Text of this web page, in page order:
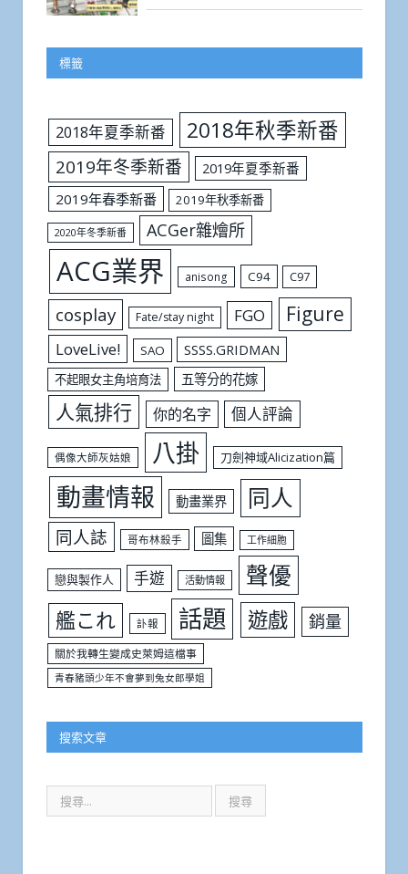
標籤
2018年夏季新番 2018年秋季新番
2019年冬季新番
2019年夏季新番
2019年春季新番
2019年秋季新番
2020年冬季新番 ACGer雜燴所
ACG業界 anisong C94 C97
cosplay Fate/stay night FGO Figure
LoveLive! SAO SSSS.GRIDMAN
不起眼女主角培育法 五等分的花嫁
人氣排行 你的名字 個人評論
偶像大師灰姑娘 八掛 刀劍神域Alicization篇
動畫情報 動畫業界 同人
同人誌 哥布林殺手 圖集 工作細胞
戀與製作人 手遊 活動情報 聲優
艦これ 訃報 話題 遊戲 銷量
關於我轉生變成史萊姆這檔事
青春豬頭少年不會夢到兔女郎學姐
搜索文章